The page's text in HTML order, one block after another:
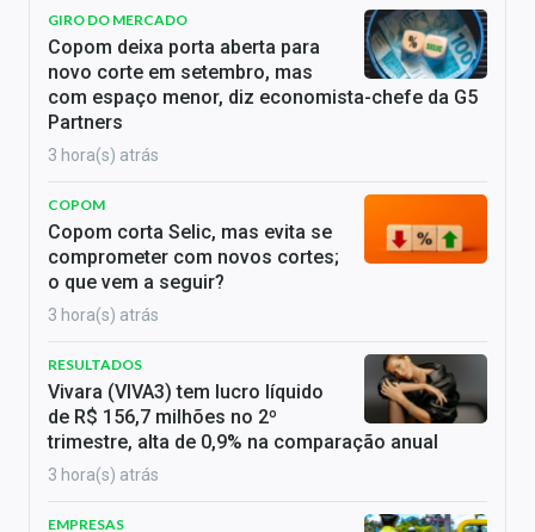
GIRO DO MERCADO
Copom deixa porta aberta para
novo corte em setembro, mas
com espaço menor, diz economista-chefe da G5
Partners
3 hora(s) atrás
COPOM
Copom corta Selic, mas evita se
comprometer com novos cortes;
o que vem a seguir?
3 hora(s) atrás
RESULTADOS
Vivara (VIVA3) tem lucro líquido
de R$ 156,7 milhões no 2º
trimestre, alta de 0,9% na comparação anual
3 hora(s) atrás
EMPRESAS